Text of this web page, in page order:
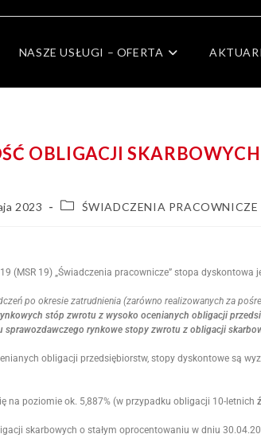
NASZE USŁUGI – OFERTA
OBLIGACJI
2023 ŚWIADCZENIA PRACOWNICZE
(MSR 19) „Świadczenia pracownicze” stopa dyskontowa
po okresie zatrudnienia (zarówno realizowanych za
stóp zwrotu z wysoko ocenianych obligacji
rynkowe stopy zwrotu z obligacji
obligacji przedsiębiorstw, stopy dyskontowe są
na poziomie ok. 5,887% (w przypadku obligacji 10-letnich
skarbowych o stałym oprocentowaniu w dniu